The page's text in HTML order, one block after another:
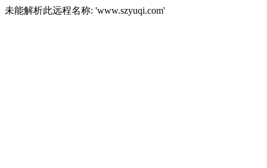
未能解析此远程名称: 'www.szyuqi.com'